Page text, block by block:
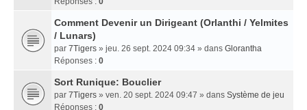
Comment Devenir un Dirigeant (Orlanthi / Yelmites
/ Lunars)
par 7Tigers » jeu. 26 sept. 2024 09:34 » dans Glorantha
Réponses : 0
Sort Runique: Bouclier
par 7Tigers » ven. 20 sept. 2024 09:47 » dans Système de jeu
Réponses : 0